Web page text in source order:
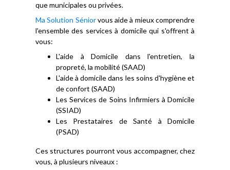
que municipales ou privées.
Ma Solution Séniorvous aide à mieux comprendre
l'ensemble des services à domicile qui s'offrent à
vous:
L'aide à Domicile dans l'entretien, la
propreté, la mobilité (SAAD)
L'aide à domicile dans les soins d'hygiène et
de confort (SAAD)
Les Services de Soins Infirmiers à Domicile
(SSIAD)
Les Prestataires de Santé à Domicile
(PSAD)
Ces structures pourront vous accompagner, chez
vous, à plusieurs niveaux :